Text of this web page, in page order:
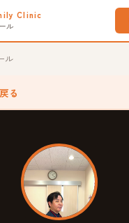
Clinic
ル
ル
る